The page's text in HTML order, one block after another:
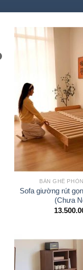
BÀN GHẾ
Sofa giường rút
(Chưa